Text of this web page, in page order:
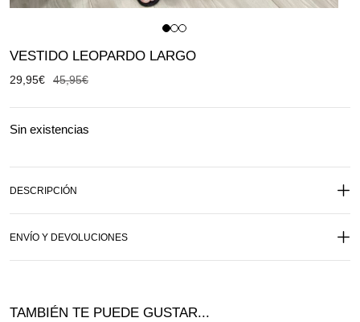
VESTIDO LEOPARDO LARGO
45,95€
29,95€
Sin existencias
DESCRIPCIÓN
ENVÍO Y DEVOLUCIONES
TAMBIÉN TE PUEDE GUSTAR...